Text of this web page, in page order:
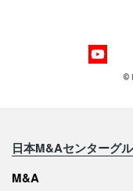
©
日本M&Aセンターグ
M&A